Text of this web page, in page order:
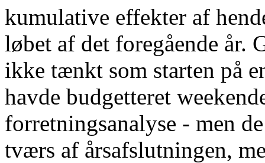
kumulative effekter af
løbet af det foregående år.
ikke tænkt som starten på
havde budgetteret
forretningsanalyse - men
tværs af årsafslutningen,